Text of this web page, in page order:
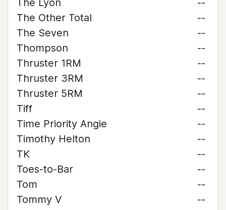
The Lyon
--
The Other Total
--
The Seven
--
Thompson
--
Thruster 1RM
--
Thruster 3RM
--
Thruster 5RM
--
Tiff
--
Time Priority Angie
--
Timothy Helton
--
TK
--
Toes-to-Bar
--
Tom
--
Tommy V
--